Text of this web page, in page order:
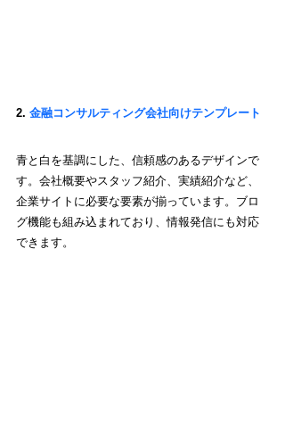
2. 金融コンサルティング会社向けテンプレート
青と白を基調にした、信頼感のあるデザインで
す。会社概要やスタッフ紹介、実績紹介など、
企業サイトに必要な要素が揃っています。ブロ
グ機能も組み込まれており、情報発信にも対応
できます。